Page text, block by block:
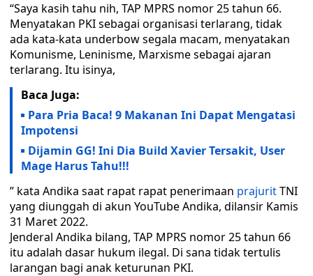
“Saya kasih tahu nih, TAP MPRS nomor 25 tahun 66.
Menyatakan PKI sebagai organisasi terlarang, tidak
ada kata-kata underbow segala macam, menyatakan
Komunisme, Leninisme, Marxisme sebagai ajaran
terlarang. Itu isinya,
Baca Juga:
Para Pria Baca! 9 Makanan Ini Dapat Mengatasi
Impotensi
Dijamin GG! Ini Dia Build Xavier Tersakit, User
Mage Harus Tahu!!!
” kata Andika saat rapat rapat penerimaan prajuritTNI
yang diunggah di akun YouTube Andika, dilansir Kamis
31 Maret 2022.
Jenderal Andika bilang, TAP MPRS nomor 25 tahun 66
itu adalah dasar hukum ilegal. Di sana tidak tertulis
larangan bagi anak keturunan PKI.